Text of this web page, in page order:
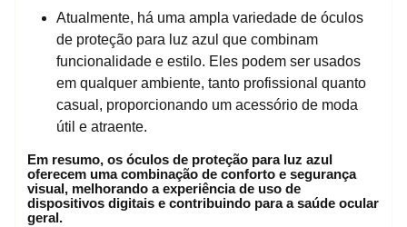
Atualmente, há uma ampla variedade de óculos
de proteção para luz azul que combinam
funcionalidade e estilo. Eles podem ser usados
em qualquer ambiente, tanto profissional quanto
casual, proporcionando um acessório de moda
útil e atraente.
Em resumo, os óculos de proteção para luz azul
oferecem uma combinação de conforto e segurança
visual, melhorando a experiência de uso de
dispositivos digitais e contribuindo para a saúde ocular
geral.